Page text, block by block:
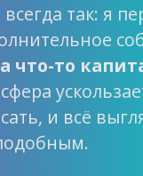
так: я
что-то
и всё